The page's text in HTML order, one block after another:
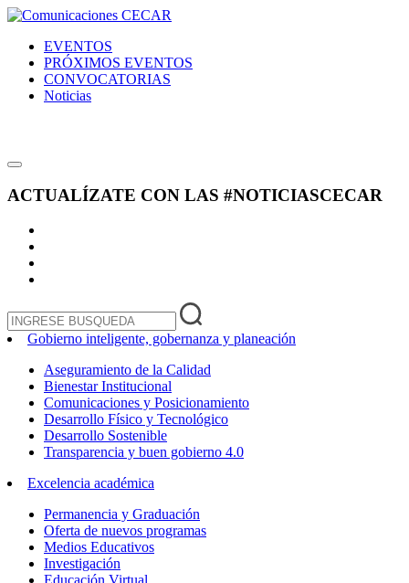
EVENTOS
PRÓXIMOS EVENTOS
CONVOCATORIAS
Noticias
ACTUALÍZATE CON LAS #NOTICIASCECAR
Gobierno inteligente, gobernanza y planeación
Aseguramiento de la Calidad
Bienestar Institucional
Comunicaciones y Posicionamiento
Desarrollo Físico y Tecnológico
Desarrollo Sostenible
Transparencia y buen gobierno 4.0
Excelencia académica
Permanencia y Graduación
Oferta de nuevos programas
Medios Educativos
Investigación
Educación Virtual